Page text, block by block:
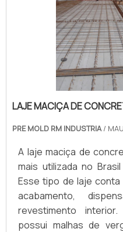
LAJE MACIÇA DE
PRE MOLD RM INDUSTRIA/
A laje maciça de
mais utilizada no
Esse tipo de laje
acabamento,
revestimento
possui malhas de